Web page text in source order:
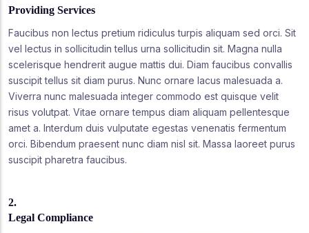
Providing Services
Faucibus non lectus pretium ridiculus turpis aliquam sed orci. Sit
vel lectus in sollicitudin tellus urna sollicitudin sit. Magna nulla
scelerisque hendrerit augue mattis dui. Diam faucibus convallis
suscipit tellus sit diam purus. Nunc ornare lacus malesuada a.
Viverra nunc malesuada integer commodo est quisque velit
risus volutpat. Vitae ornare tempus diam aliquam pellentesque
amet a. Interdum duis vulputate egestas venenatis fermentum
orci. Bibendum praesent nunc diam nisl sit. Massa laoreet purus
suscipit pharetra faucibus.
2.
Legal Compliance